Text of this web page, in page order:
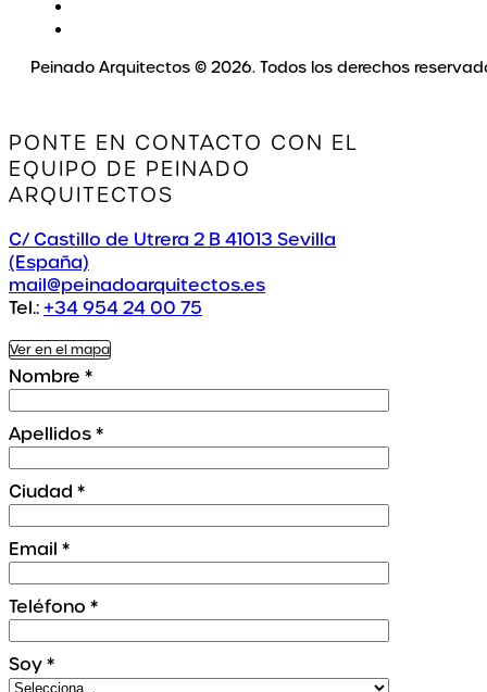
Peinado Arquitectos © 2026. Todos los derechos
PONTE EN CONTACTO CON EL
EQUIPO DE PEINADO
ARQUITECTOS
C/ Castillo de Utrera 2 B 41013 Sevilla
(España)
mail@peinadoarquitectos.es
Tel.:+34 954 24 00 75
Ver en el mapa
Nombre *
Apellidos*
Ciudad *
Email *
Teléfono *
Soy*